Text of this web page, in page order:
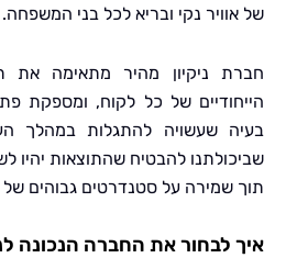
נקי ובריא לכל בני המשפחה.
ניקיון מהיר מתאימה את תהליך
של כל לקוח, ומספקת פתרון
שעשויה להתגלות במהלך העבודה.
להבטיח שהתוצאות יהיו לשביעות
על סטנדרטים גבוהים של
את החברה הנכונה לניקוי